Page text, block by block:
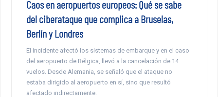
Caos en aeropuertos europeos: Qué se sabe
del ciberataque que complica a Bruselas,
Berlín y Londres
El incidente afectó los sistemas de embarque y en el caso
del aeropuerto de Bélgica, llevó a la cancelación de 14
vuelos. Desde Alemania, se señaló que el ataque no
estaba dirigido al aeropuerto en sí, sino que resultó
afectado indirectamente.